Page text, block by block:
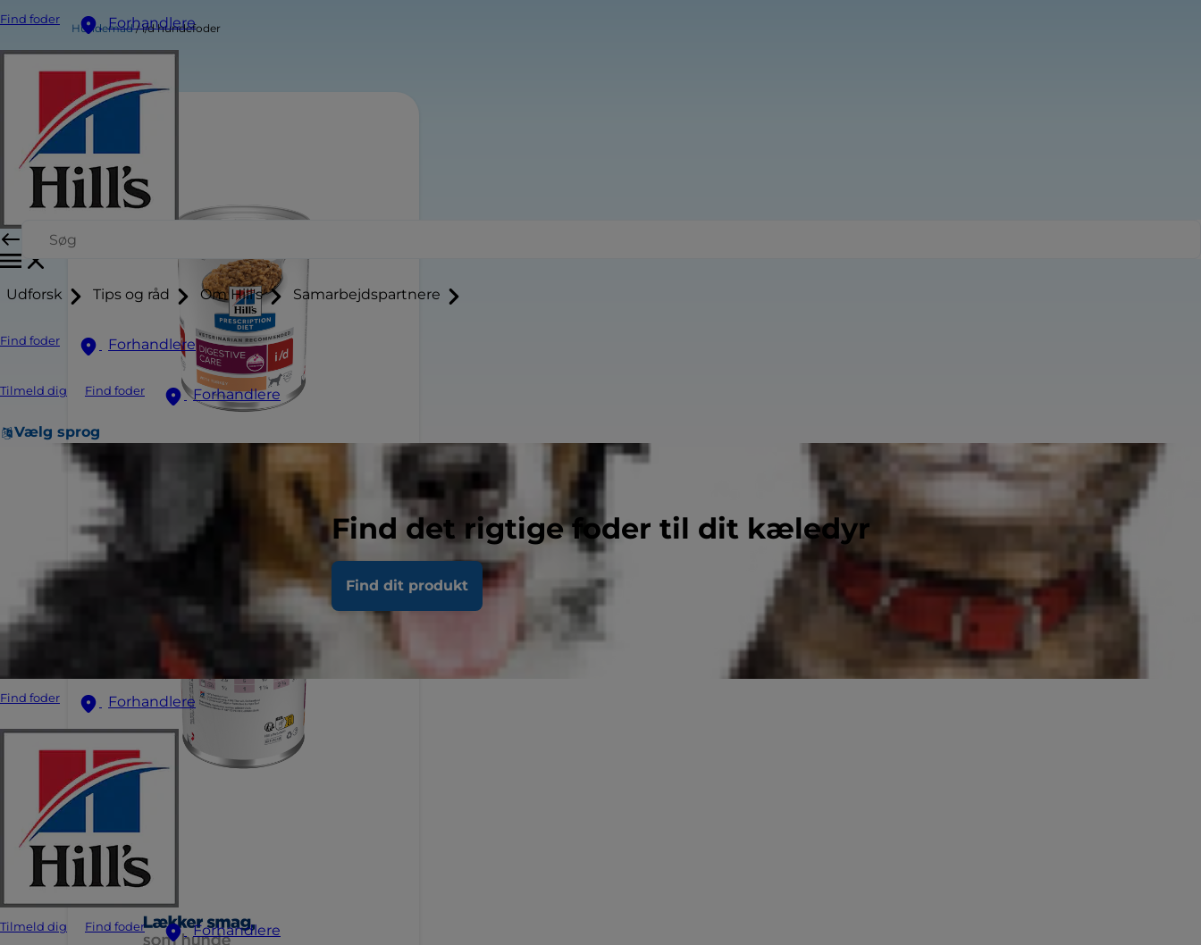
Find foder Forhandlere
Udforsk Tips og råd Om Hill's Samarbejdspartnere
Find foder Forhandlere
Tilmeld dig Find foder Forhandlere
Vælg sprog
Find det rigtige foder til dit kæledyr
Find dit produkt
Find foder Forhandlere
Tilmeld dig Find foder Forhandlere
Hundemad i/d hundefoder